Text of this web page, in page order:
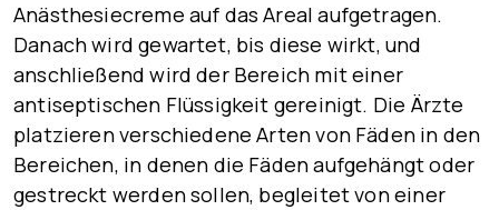
Anästhesiecreme auf das Areal aufgetragen.
Danach wird gewartet, bis diese wirkt, und
anschließend wird der Bereich mit einer
antiseptischen Flüssigkeit gereinigt. Die Ärzte
platzieren verschiedene Arten von Fäden in den
Bereichen, in denen die Fäden aufgehängt oder
gestreckt werden sollen, begleitet von einer